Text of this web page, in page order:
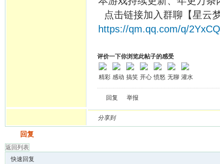
点击链接加入群聊【星云
https://qm.qq.com/q/
评价一下你浏览此帖子的感受
精彩 感动 搞笑 开心 愤怒 无聊 灌水
回复 举报
分享到
回复
返回列表
快速回复